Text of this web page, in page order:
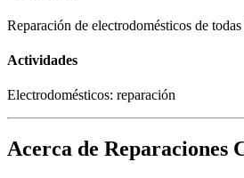
Reparación de electrodomésticos de todas
Actividades
Electrodomésticos: reparación
Acerca de Reparaciones